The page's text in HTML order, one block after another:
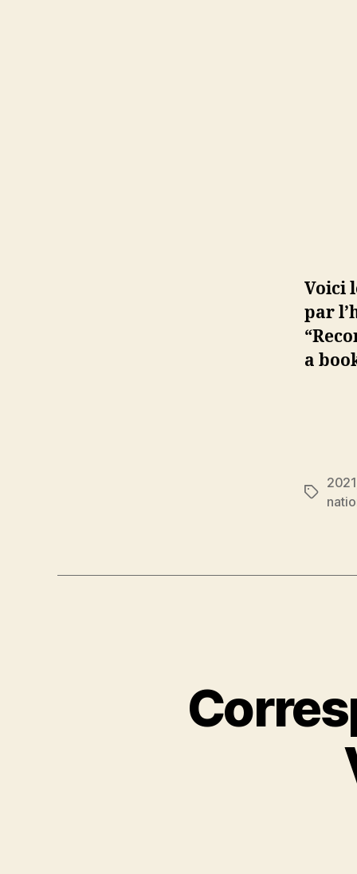
Voici
par
a
2021